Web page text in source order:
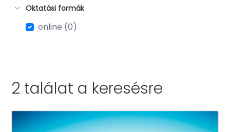
Oktatási formák
online (0)
2 találat a keresésre